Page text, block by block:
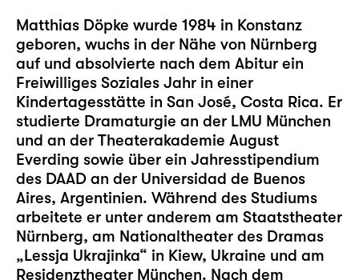
Matthias Döpke wurde 1984 in Konstanz
geboren, wuchs in der Nähe von Nürnberg
auf und absolvierte nach dem Abitur ein
Freiwilliges Soziales Jahr in einer
Kindertagesstätte in San José, Costa Rica. Er
studierte Dramaturgie an der LMU München
und an der Theaterakademie August
Everding sowie über ein Jahresstipendium
des DAAD an der Universidad de Buenos
Aires, Argentinien. Während des Studiums
arbeitete er unter anderem am Staatstheater
Nürnberg, am Nationaltheater des Dramas
„Lessja Ukrajinka“ in Kiew, Ukraine und am
Residenztheater München. Nach dem